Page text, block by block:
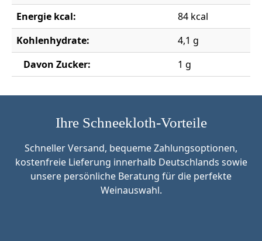
Energie kcal:
84 kcal
Kohlenhydrate:
4,1 g
Davon Zucker:
1 g
Ihre Schneekloth-Vorteile
Schneller Versand, bequeme Zahlungsoptionen,
kostenfreie Lieferung innerhalb Deutschlands sowie
unsere persönliche Beratung für die perfekte
Weinauswahl.